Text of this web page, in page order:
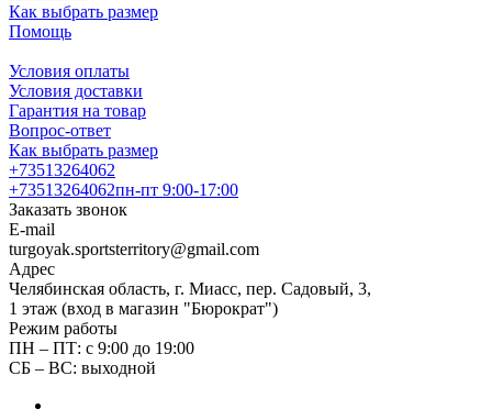
Как выбрать размер
Помощь
Условия оплаты
Условия доставки
Гарантия на товар
Вопрос-ответ
Как выбрать размер
+73513264062
+73513264062пн-пт 9:00-17:00
Заказать звонок
E-mail
turgoyak.sportsterritory@gmail.com
Адрес
Челябинская область, г. Миасс, пер. Садовый, 3,
1 этаж (вход в магазин "Бюрократ")
Режим работы
ПН – ПТ: с 9:00 до 19:00
СБ – ВС: выходной